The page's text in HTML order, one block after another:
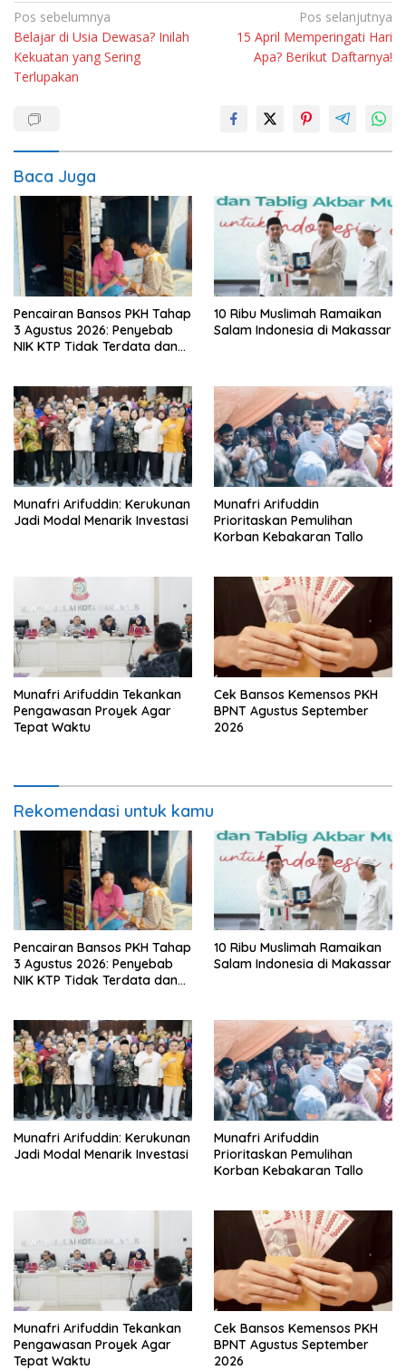
Navigasi
pos
Pos sebelumnya
Belajar di Usia Dewasa? Inilah
Kekuatan yang Sering
Terlupakan
Pos selanjutnya
15 April Memperingati Hari
Apa? Berikut Daftarnya!
Baca Juga
Pencairan Bansos PKH Tahap
3 Agustus 2026: Penyebab
NIK KTP Tidak Terdata dan
10 Ribu Muslimah Ramaikan
Salam Indonesia di Makassar
Munafri Arifuddin: Kerukunan
Jadi Modal Menarik Investasi
Munafri Arifuddin
Prioritaskan Pemulihan
Korban Kebakaran Tallo
Munafri Arifuddin Tekankan
Pengawasan Proyek Agar
Tepat Waktu
Cek Bansos Kemensos PKH
BPNT Agustus September
2026
Rekomendasi untuk kamu
Pencairan Bansos PKH Tahap
3 Agustus 2026: Penyebab
NIK KTP Tidak Terdata dan
10 Ribu Muslimah Ramaikan
Salam Indonesia di Makassar
Munafri Arifuddin: Kerukunan
Jadi Modal Menarik Investasi
Munafri Arifuddin
Prioritaskan Pemulihan
Korban Kebakaran Tallo
Munafri Arifuddin Tekankan
Pengawasan Proyek Agar
Tepat Waktu
Cek Bansos Kemensos PKH
BPNT Agustus September
2026